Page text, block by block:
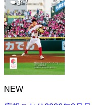
NEW